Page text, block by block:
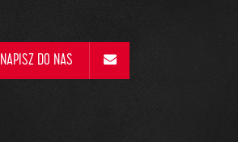
NAPISZ DO NAS